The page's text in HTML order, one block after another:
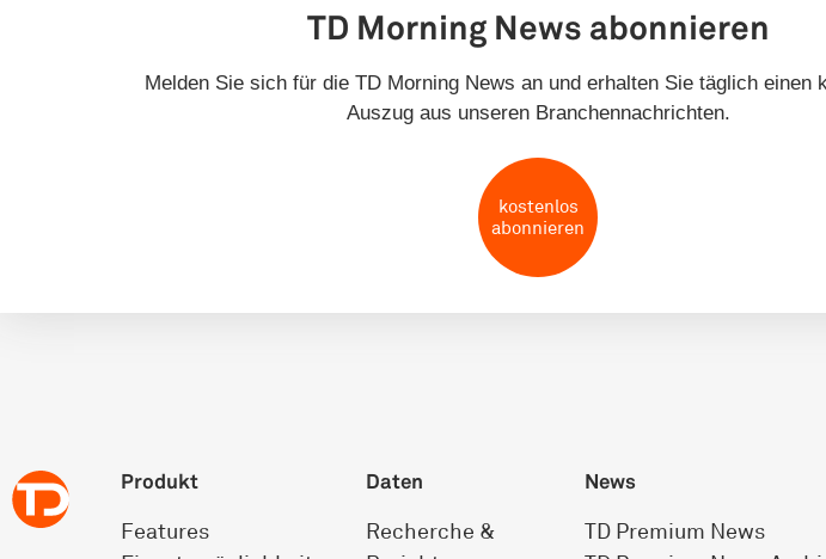
TD Morning News abonnieren
Melden Sie sich für die TD Morning News an und erhalten Sie täglich einen
Auszug aus unseren Branchennachrichten.
kostenlos
abonnieren
Produkt
Features
Daten
Recherche &
News
TD Premium News